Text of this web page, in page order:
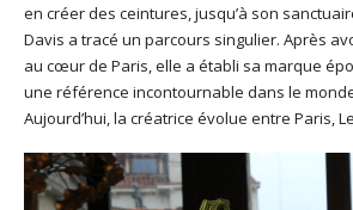
en créer des ceintures, jusqu’à son
Davis a tracé un parcours singulier. Après
au cœur de Paris, elle a établi sa marque
une référence incontournable dans le
Aujourd’hui, la créatrice évolue entre Paris,